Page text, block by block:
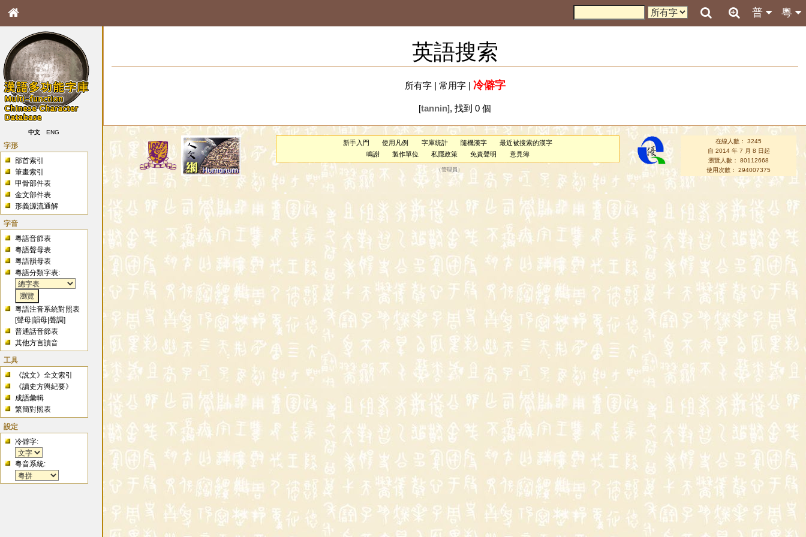
粵
普
中文 ENG
字形
部首索引
筆畫索引
甲骨部件表
金文部件表
形義源流通解
字音
粵語音節表
粵語聲母表
粵語韻母表
粵語分類字表:
粵語注音系統對照表
[聲母 |韻母 |聲調]
普通話音節表
其他方言讀音
工具
《說文》全文索引
《讀史方輿紀要》
成語彙輯
繁簡對照表
設定
冷僻字:
粵音系統:
英語搜索
所有字| 常用字| 冷僻字
[tannin], 找到 0 個
新手入門 使用凡例 字庫統計 隨機漢字
最近被搜索的漢字
鳴謝
製作單位 私隱政策 免責聲明 意見簿
（管理員 ）
在線人數： 3245
自 2014 年 7 月 8 日起
瀏覽人數： 80112668
使用次數： 294007375